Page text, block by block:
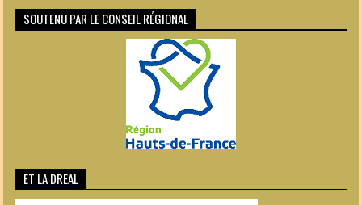
SOUTENU PAR LE CONSEIL RÉGIONAL
ET LA DREAL